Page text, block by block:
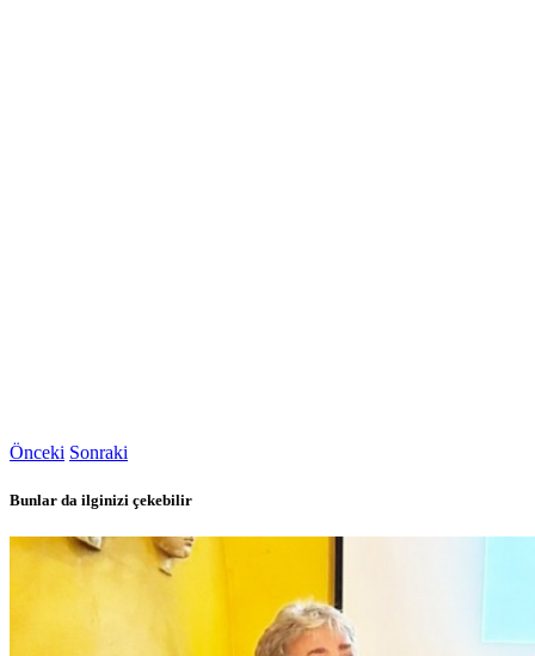
Önceki Sonraki
Bunlar da ilginizi çekebilir